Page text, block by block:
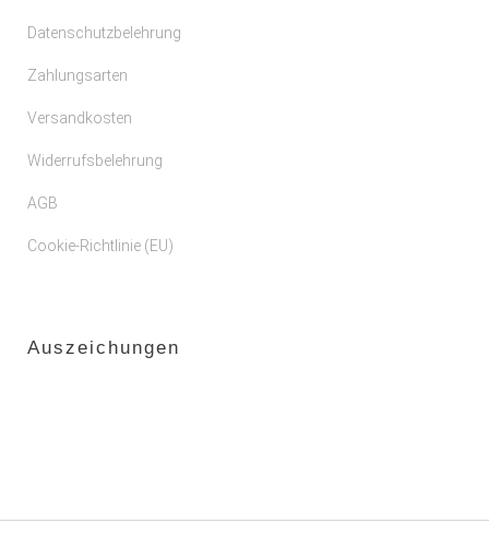
Datenschutzbelehrung
Zahlungsarten
Versandkosten
Widerrufsbelehrung
AGB
Cookie-Richtlinie (EU)
Auszeichungen